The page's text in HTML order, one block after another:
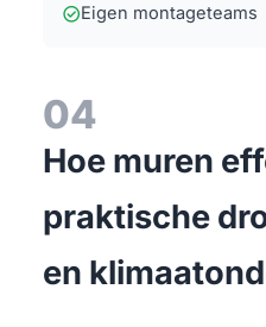
check_circleEigen montageteams
04
Hoe muren
praktische
en